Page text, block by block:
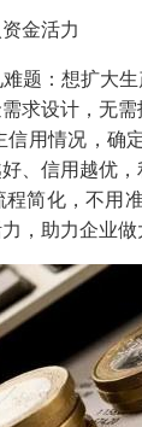
金活力​
题：想扩大
求设计，无
用情况，确
、信用越优
简化，不用
，助力企业做